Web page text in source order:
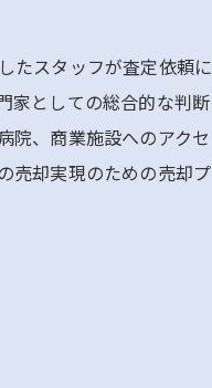
たスタッフが査定依頼に
家としての総合的な判断
院、商業施設へのアクセ
売却実現のための売却プ